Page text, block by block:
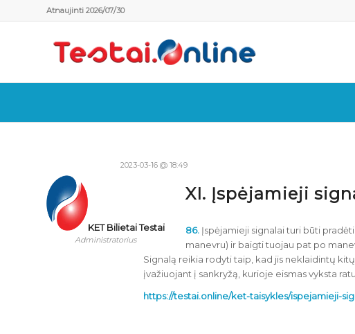
Atnaujinti 2026/07/30
2023-03-16 @ 18:49
KET Bilietai Testai
Administratorius
XI. Įspėjamieji
86. Įspėjamieji signalai turi būti
manevru) ir baigti tuojau pat po
Signalą reikia rodyti taip, kad jis neklaidintų
įvažiuojant į sankryžą, kurioje eismas vyksta ratu.
https://testai.online/ket-taisykles/ispejamieji-